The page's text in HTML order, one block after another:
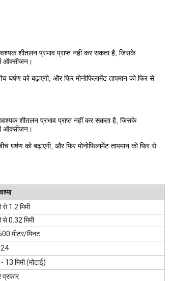
शीतलन प्रभाव प्राप्त नहीं कर सकता है, जिसके
में ऑक्सीजन।
घर्षण को बढ़ाएगी, और फिर मोनोफिलामेंट तापमान को फिर से
शीतलन प्रभाव प्राप्त नहीं कर सकता है, जिसके
में ऑक्सीजन।
घर्षण को बढ़ाएगी, और फिर मोनोफिलामेंट तापमान को फिर से
से 1.2 मिमी
से 0.32 मिमी
मीटर/मिनट
24
13 मिमी (मोटाई)
प्रकार